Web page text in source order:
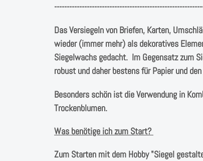
Das Versiegeln von Briefen, Karten,
wieder (immer mehr) als dekoratives
Siegelwachs gedacht. Im Gegensatz zum
robust und daher bestens für Papier und
Besonders schön ist die Verwendung in
Trockenblumen.
Was benötige ich zum Start?
Zum Starten mit dem Hobby "Siegel